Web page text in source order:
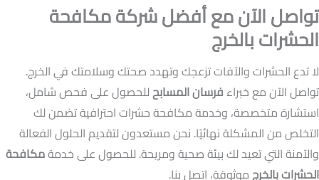
تواصل الآن مع أفضل شركة مكافحة
الحشرات بالخرج
لا تدع الحشرات والآفات تزعجك وتهدد صحتك وسلامتك في الخرج.
تواصل الآن مع خبراءفرسان المسابحللحصول على فحص شامل،
استشارة متخصصة، وخدمة مكافحة حشرات احترافية تضمن لك
التخلص من المشكلة نهائيًا. نحن مستعدون لتقديم الحلول الفعالة
والآمنة التي تعيد لك بيئة صحية ومريحة. للحصول على خدمةمكافحة
الحشرات بالخرجموثوقة، اتصل بنا.